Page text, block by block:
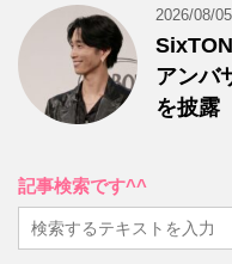
2026/08/05
アンバ
を披露
記事検索です^^